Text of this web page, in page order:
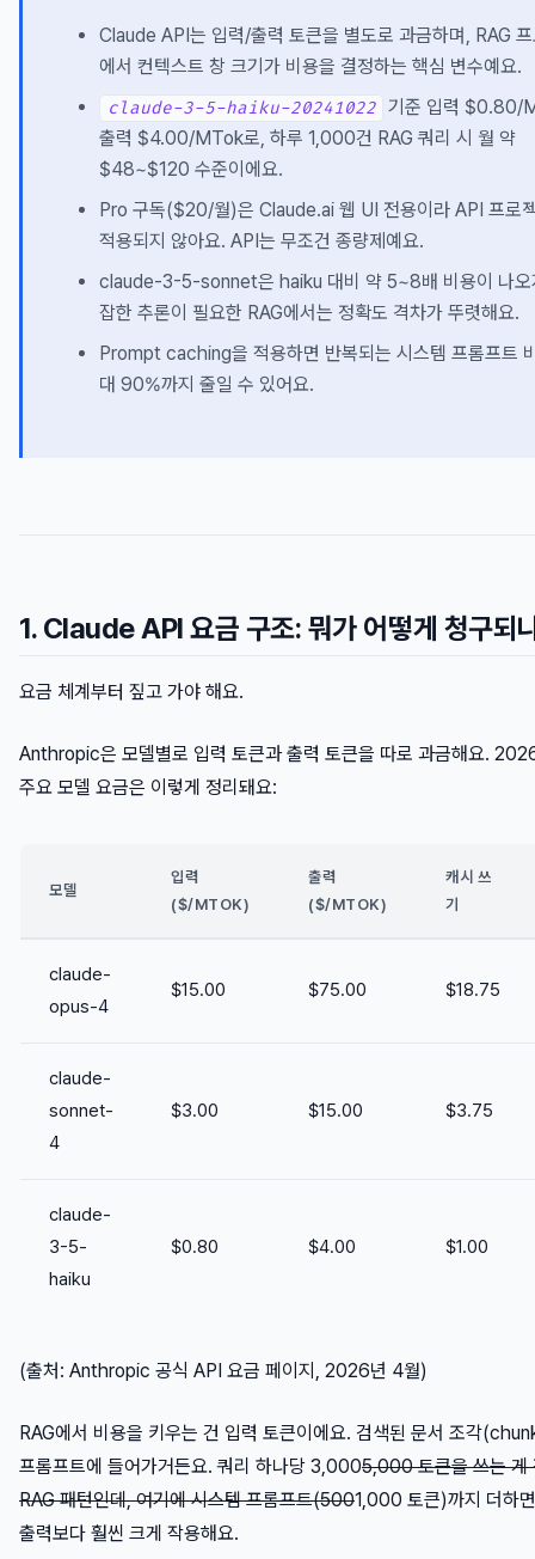
Claude API는 입력/출력 토큰을 별도로 과금하며, RAG
에서 컨텍스트 창 크기가 비용을 결정하는 핵심 변수예요.
claude-3-5-haiku-20241022
기준 입력 $0.80/
출력 $4.00/MTok로, 하루 1,000건 RAG 쿼리 시 월 약
$48~$120 수준이에요.
Pro 구독($20/월)은 Claude.ai 웹 UI 전용이라 API 프로
적용되지 않아요. API는 무조건 종량제예요.
claude-3-5-sonnet은 haiku 대비 약 5~8배 비용이 나오
잡한 추론이 필요한 RAG에서는 정확도 격차가 뚜렷해요.
Prompt caching을 적용하면 반복되는 시스템 프롬프트
대 90%까지 줄일 수 있어요.
1. Claude API 요금 구조: 뭐가 어떻게 청구되
요금 체계부터 짚고 가야 해요.
Anthropic은 모델별로 입력 토큰과 출력 토큰을 따로 과금해요.
주요 모델 요금은 이렇게 정리돼요:
모델
입력
($/MTOK)
출력
($/MTOK)
캐시 쓰
기
claude-
opus-4
$15.00 $75.00 $18.75
claude-
sonnet-
4
$3.00 $15.00 $3.75
claude-
3-5-
haiku
$0.80 $4.00 $1.00
(출처: Anthropic 공식 API 요금 페이지, 2026년 4월)
RAG에서 비용을 키우는 건 입력 토큰이에요. 검색된 문서 조각
프롬프트에 들어가거든요. 쿼리 하나당 3,0005,000 토큰을 쓰는 게
RAG 패턴인데, 여기에 시스템 프롬프트(5001,000 토큰)까지 더하
출력보다 훨씬 크게 작용해요.